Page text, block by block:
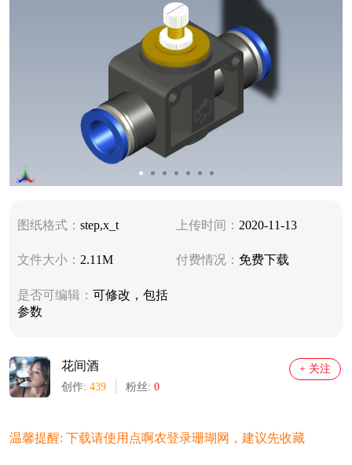
图纸格式： step,x_t 上传时间： 2020-11-13
文件大小： 2.11M 付费情况： 免费下载
是否可编辑： 可修改，包括
参数
花间酒
创作: 439 粉丝: 0
+ 关注
温馨提醒: 下载请使用点啊农登录珊瑚网，建议先收藏